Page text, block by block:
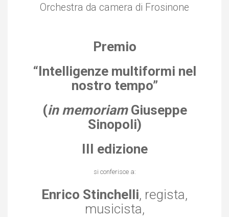
Orchestra da camera di Frosinone
Premio
“Intelligenze multiformi nel
nostro tempo”
(in memoriamGiuseppe
Sinopoli)
III edizione
si conferisce a:
Enrico Stinchelli, regista,
musicista,